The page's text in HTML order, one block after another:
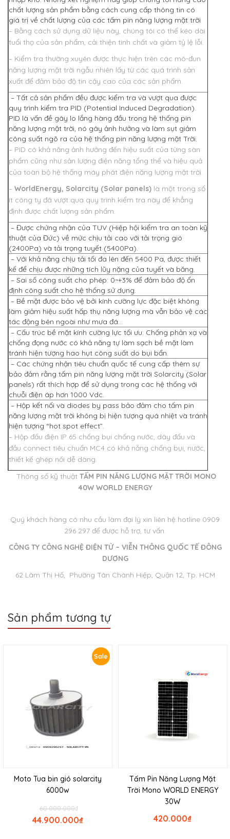
chất lượng sản phẩm bằng cách cung cấp thông tin có
giá trị về chất lượng của các tấm pin năng lượng mặt trời
– Bằng cách sử dụng dữ liệu này, chúng tôi có thể kéo dài
tuổi thọ của sản phẩm, cải thiện tính chất và giảm tỷ lệ lỗi.
– Kiểm tra thường xuyên được thực hiện trên các mô-đun
năng lượng mặt trời ngẫu nhiên lấy từ các quá trình sản
xuất để đảm bảo độ tin cậy cao của các sản phẩm.
– Tất cả sản phẩm đều được kiểm tra và vượt qua được
quy trình kiểm tra PID (Potential Induced Degradation).
PID là vấn đề gây lo lắng hàng đầu trong hệ thống pin
năng lượng mặt trời, nó gây ảnh hưởng và làm sụt giảm
công suất ngõ ra của hệ thống pin năng lượng mặt Trời.
– PID có khả năng ảnh hưởng đến hiệu suất của từng sàn
phẩm cũng như sản lượng điện năng tổng thể và hiệu quả
của toàn bộ hệ thống máy phát điện năng lượng mặt trời.
– WorldEnergy, Solarcity (Solar panels) là một trong số
ít công ty đã vượt qua quy trình kiểm tra này để khẳng
định được chất lượng sản phẩm.
– Được chứng nhận của TUV (Hiệp hội kiểm tra an toàn kỹ
thuật của Đức) về mức chịu tải cao với tải trọng gió
(2400Pa) và tải trọng tuyết (5400Pa).
– Với khả năng chịu tải tối đa lên đến 5400 Pa, được thiết
kế để chịu được những tích lũy nặng của tuyết và băng.
– Sai số công suất cho phép: 0~+3% để đảm bảo độ ổn
định công suất cho hệ thống sử dụng.
– Bề mặt được bảo vệ bởi kính cường lực đặc biệt không
làm giảm hiệu suất hấp thụ năng lượng mà vẫn bảo vệ các
tác động bên ngoài như mưa đá…
– Cấu trúc bề mặt kính cường lực tối ưu: Chống phản xạ và
chống đọng nước có khả năng tự làm sạch bề mặt làm
tránh hiện tượng hao hụt công suất do bụi bẩn.
– Các chứng nhận tiêu chuẩn quốc tế cung cấp thêm sự
bảo đảm rằng tấm pin năng lượng mặt trời Solarcity (Solar
panels) rất thích hợp để sử dụng trong các hệ thống với
chuỗi điện áp hơn 1000 Vdc.
– Hộp kết nối và diodes by pass bảo đảm cho tấm pin
năng lượng mặt trời không bị hiện tượng quá nhiệt và tránh
hiện tượng “hot spot effect”.
– Hộp đấu điện IP 65 chống bụi chống nước, dây đấu và
đầu connect tiêu chuẩn MC4 có khả năng chống bụi, nước,
thiết kế ghép nối dễ dàng.
Thông số kỹ thuật TẤM PIN NĂNG LƯỢNG MẶT TRỜI MONO
40W WORLD ENERGY
Quý khách hàng có nhu cầu làm đại lý xin liên hệ hotline 0909
296 297 để được hỗ trợ, tư vấn.
CÔNG TY CÔNG NGHỆ ĐIỆN TỬ – VIỄN THÔNG QUỐC TẾ ĐÔNG
DƯƠNG
62 Lâm Thị Hố, Phường Tân Chánh Hiệp, Quận 12, Tp. HCM
Sản phẩm tương tự
Sale
Moto Tua bin gió solarcity
6000w
₫
60.000.000
₫
44.900.000
Tấm Pin Năng Lượng Mặt
Trời Mono WORLD ENERGY
30W
₫
420.000